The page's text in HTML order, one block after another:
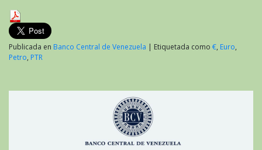
Publicada en Banco Central de Venezuela | Etiquetada como €, Euro,
Petro, PTR